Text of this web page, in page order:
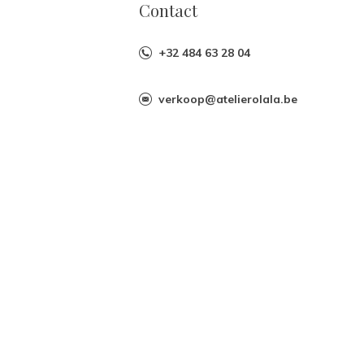
Contact
+32 484 63 28 04
verkoop@atelierolala.be